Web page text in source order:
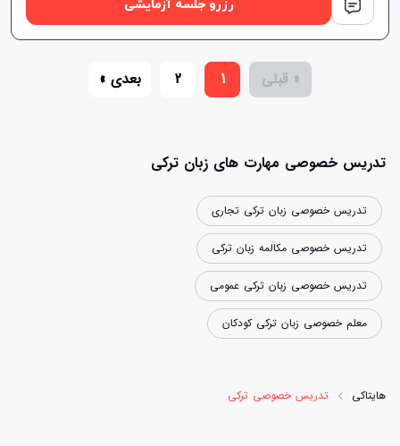
رزرو جلسه آزمایشی
« قبلی 1
2 بعدی »
تدریس خصوصی مهارت های زبان ترکی
تدریس خصوصی زبان ترکی تجاری
تدریس خصوصی مکالمه زبان ترکی
تدریس خصوصی زبان ترکی عمومی
معلم خصوصی زبان ترکی کودکان
هایتاکی تدریس خصوصی ترکی